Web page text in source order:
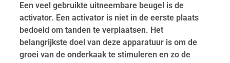
Een veel gebruikte uitneembare beugel is de
activator. Een activator is niet in de eerste plaats
bedoeld om tanden te verplaatsen. Het
belangrijkste doel van deze apparatuur is om de
groei van de onderkaak te stimuleren en zo de